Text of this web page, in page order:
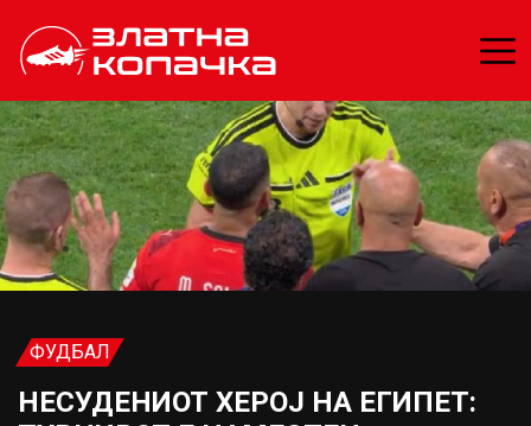
ФУДБАЛ
НЕСУДЕНИОТ ХЕРОЈ НА ЕГИПЕТ: